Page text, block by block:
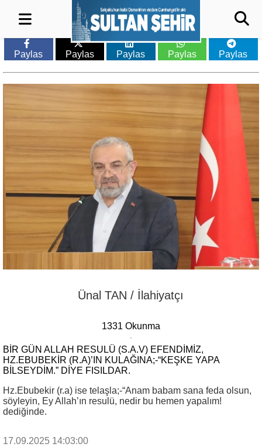
Paylas Paylas Paylas Paylas Paylas
Ünal TAN / İlahiyatçı
1331 Okunma
BIR GÜN ALLAH RESULÜ (S.A.V) EFENDIMIZ,
HZ.EBUBEKIR (R.A)’IN KULAĞINA;-“KEŞKE YAPA
BILSEYDIM.” DIYE FISILDAR.
Hz.Ebubekir (r.a) ise telaşla;-“Anam babam sana feda olsun,
söyleyin, Ey Allah’ın resulü, nedir bu hemen yapalım!
dediğinde.
17.09.2025 14:03:00